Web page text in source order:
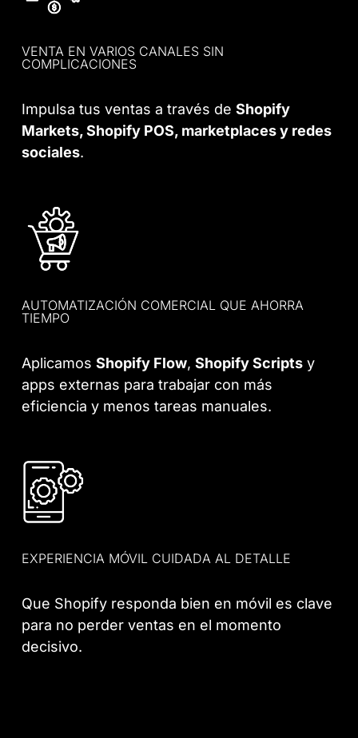
VENTA EN VARIOS CANALES SIN
COMPLICACIONES
Impulsa tus ventas a través deShopify
Markets, Shopify POS, marketplaces y redes
sociales.
AUTOMATIZACIÓN COMERCIAL QUE AHORRA
TIEMPO
AplicamosShopify Flow,Shopify Scripts y
apps externas para trabajar con más
eficiencia y menos tareas manuales.
EXPERIENCIA MÓVIL CUIDADA AL DETALLE
Que Shopify responda bien en móvil es clave
para no perder ventas en el momento
decisivo.